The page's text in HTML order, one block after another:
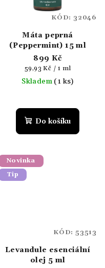
Máta peprná
(Peppermint) 15 ml
899 Kč
Měrná
cena:
59,93 Kč / 1 ml
Skladem (1 ks)
hodnocení
produktu
Do košíku
KÓD: 32046
Novinka
Tip
Levandule esenciální
olej 5 ml
KÓD: 53513